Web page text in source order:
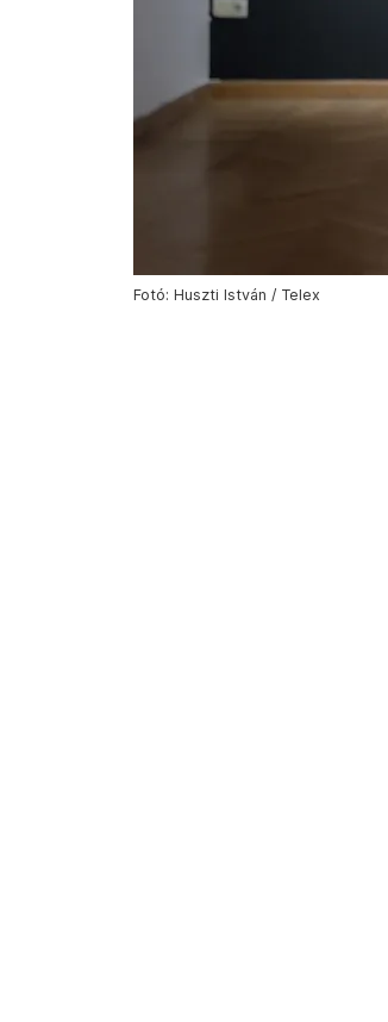
Fotó: Huszti István / Telex